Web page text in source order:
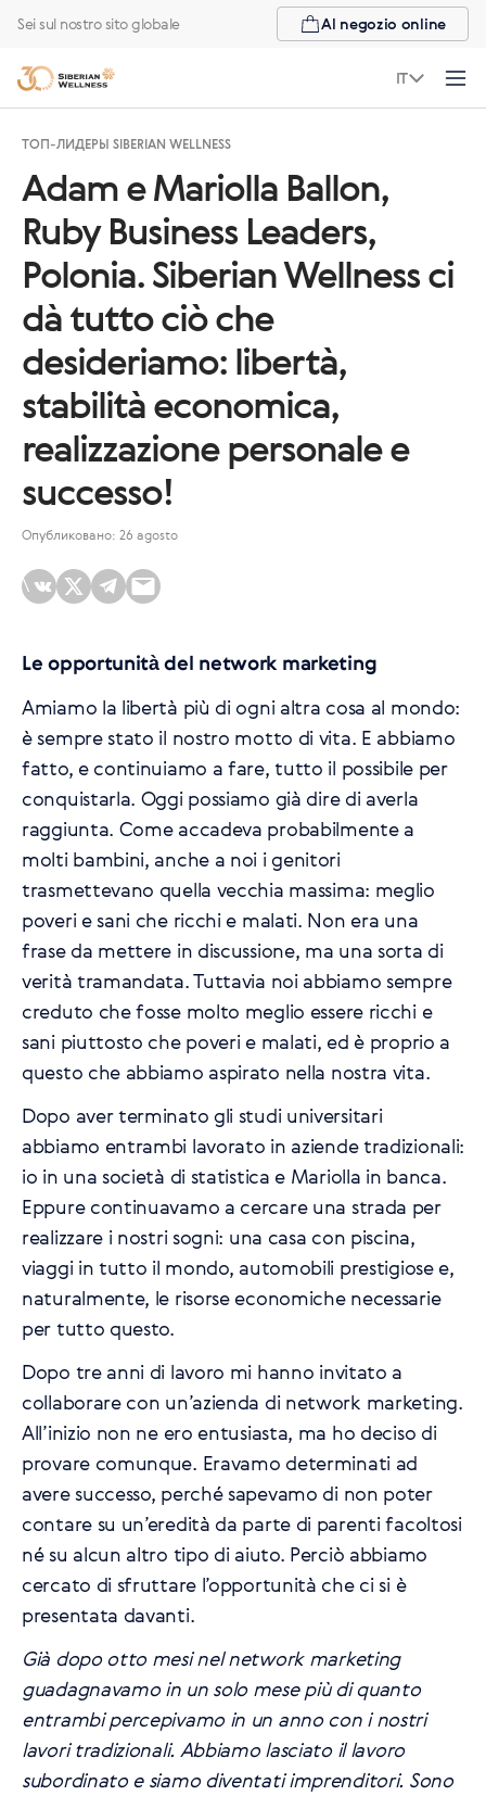
Sei sul nostro sito globale Al negozio online
IT
ТОП-ЛИДЕРЫ SIBERIAN WELLNESS
Adam e Mariolla Ballon,
Ruby Business Leaders,
Polonia. Siberian Wellness ci
dà tutto ciò che
desideriamo: libertà,
stabilità economica,
realizzazione personale e
successo!
Опубликовано: 26 agosto
Le opportunità del network marketing
Amiamo la libertà più di ogni altra cosa al mondo:
è sempre stato il nostro motto di vita. E abbiamo
fatto, e continuiamo a fare, tutto il possibile per
conquistarla. Oggi possiamo già dire di averla
raggiunta. Come accadeva probabilmente a
molti bambini, anche a noi i genitori
trasmettevano quella vecchia massima: meglio
poveri e sani che ricchi e malati. Non era una
frase da mettere in discussione, ma una sorta di
verità tramandata. Tuttavia noi abbiamo sempre
creduto che fosse molto meglio essere ricchi e
sani piuttosto che poveri e malati, ed è proprio a
questo che abbiamo aspirato nella nostra vita.
Dopo aver terminato gli studi universitari
abbiamo entrambi lavorato in aziende tradizionali:
io in una società di statistica e Mariolla in banca.
Eppure continuavamo a cercare una strada per
realizzare i nostri sogni: una casa con piscina,
viaggi in tutto il mondo, automobili prestigiose e,
naturalmente, le risorse economiche necessarie
per tutto questo.
Dopo tre anni di lavoro mi hanno invitato a
collaborare con un’azienda di network marketing.
All’inizio non ne ero entusiasta, ma ho deciso di
provare comunque. Eravamo determinati ad
avere successo, perché sapevamo di non poter
contare su un’eredità da parte di parenti facoltosi
né su alcun altro tipo di aiuto. Perciò abbiamo
cercato di sfruttare l’opportunità che ci si è
presentata davanti.
Già dopo otto mesi nel network marketing
guadagnavamo in un solo mese più di quanto
entrambi percepivamo in un anno con i nostri
lavori tradizionali. Abbiamo lasciato il lavoro
subordinato e siamo diventati imprenditori. Sono
\